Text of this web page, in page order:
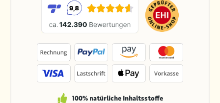
100% natürliche Inhaltsstoffe